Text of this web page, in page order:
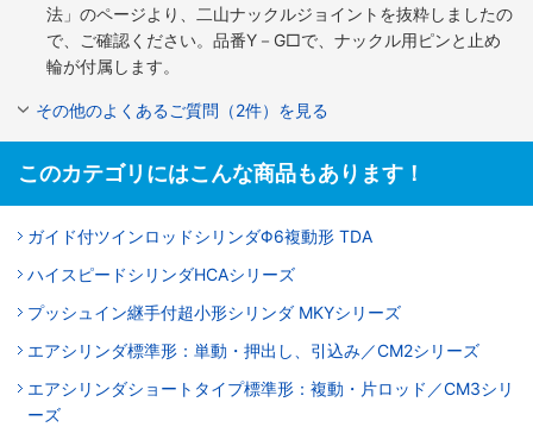
法」のページより、二山ナックルジョイントを抜粋しましたの
で、ご確認ください。品番Y－G□で、ナックル用ピンと止め
輪が付属します。
その他のよくあるご質問（2件）を見る
このカテゴリにはこんな商品もあります！
ガイド付ツインロッドシリンダΦ6複動形 TDA
ハイスピードシリンダHCAシリーズ
プッシュイン継手付超小形シリンダ MKYシリーズ
エアシリンダ標準形：単動・押出し、引込み／CM2シリーズ
エアシリンダショートタイプ標準形：複動・片ロッド／CM3シリ
ーズ